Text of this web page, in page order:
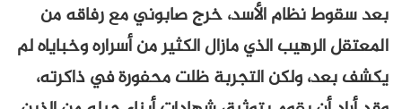
بعد سقوط نظام الأسد، خرج صابوني مع رفاقه من
المعتقل الرهيب الذي مازال الكثير من أسراره وخباياه لم
يكشف بعد، ولكن التجربة ظلت محفورة في ذاكرته،